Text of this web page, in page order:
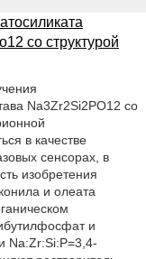
со структурой
Na3Zr2Si2PO12 со
в качестве
сенсорах, в
изобретения
и олеата
и
Na:Zr:Si:P=3,4-